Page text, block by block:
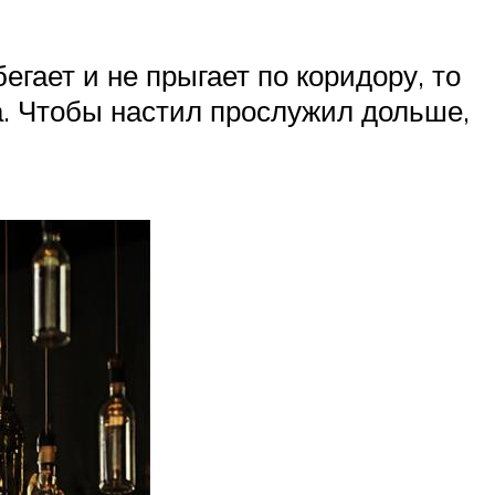
и не прыгает по коридору, то
Чтобы настил прослужил дольше,